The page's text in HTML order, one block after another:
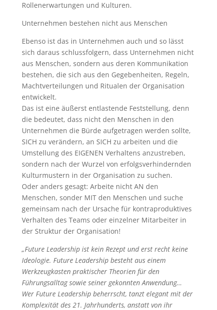
Rollenerwartungen und Kulturen.
Unternehmen bestehen nicht aus Menschen
Ebenso ist das in Unternehmen auch und so lässt
sich daraus schlussfolgern, dass Unternehmen nicht
aus Menschen, sondern aus deren Kommunikation
bestehen, die sich aus den Gegebenheiten, Regeln,
Machtverteilungen und Ritualen der Organisation
entwickelt.
Das ist eine äußerst entlastende Feststellung, denn
die bedeutet, dass nicht den Menschen in den
Unternehmen die Bürde aufgetragen werden sollte,
SICH zu verändern, an SICH zu arbeiten und die
Umstellung des EIGENEN Verhaltens anzustreben,
sondern nach der Wurzel von erfolgsverhindernden
Kulturmustern in der Organisation zu suchen.
Oder anders gesagt: Arbeite nicht AN den
Menschen, sonder MIT den Menschen und suche
gemeinsam nach der Ursache für kontraproduktives
Verhalten des Teams oder einzelner Mitarbeiter in
der Struktur der Organisation!
„Future Leadership ist kein Rezept und erst recht keine
Ideologie. Future Leadership besteht aus einem
Werkzeugkasten praktischer Theorien für den
Führungsalltag sowie seiner gekonnten Anwendung…
Wer Future Leadership beherrscht, tanzt elegant mit der
Komplexität des 21. Jahrhunderts, anstatt von ihr